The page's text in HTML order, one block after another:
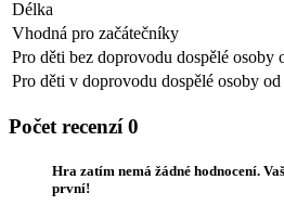
Délka
Vhodná pro začátečníky
Pro děti bez doprovodu dospělé osoby
Pro děti v doprovodu dospělé osoby od
Počet recenzí 0
Hra zatím nemá žádné hodnocení.
první!